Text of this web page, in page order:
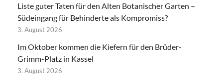
Liste guter Taten für den Alten Botanischer Garten –
Südeingang für Behinderte als Kompromiss?
3. August 2026
Im Oktober kommen die Kiefern für den Brüder-
Grimm-Platz in Kassel
3. August 2026